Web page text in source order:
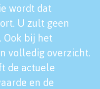
wordt dat
U zult geen
Ook bij het
volledig overzicht.
de actuele
en de